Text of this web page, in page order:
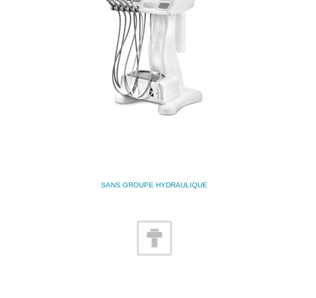
SANS GROUPE HYDRAULIQUE